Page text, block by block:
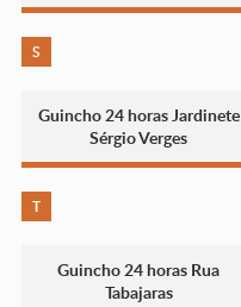
S
Guincho 24 horas Jardinete
Sérgio Verges
T
Guincho 24 horas Rua
Tabajaras